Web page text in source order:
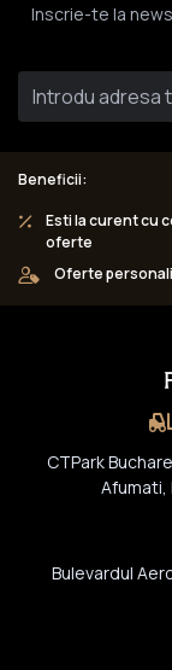
Inscrie-te la
Beneficii:
Esti la curent cu
oferte
Oferte
CTPark
Afumati,
Bulevardul